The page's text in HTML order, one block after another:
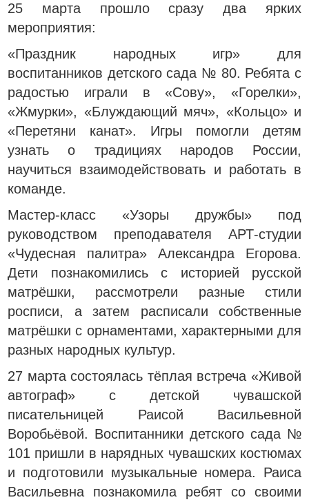
25 марта прошло сразу два ярких
мероприятия:
«Праздник народных игр» для
воспитанников детского сада № 80. Ребята с
радостью играли в «Сову», «Горелки»,
«Жмурки», «Блуждающий мяч», «Кольцо» и
«Перетяни канат». Игры помогли детям
узнать о традициях народов России,
научиться взаимодействовать и работать в
команде.
Мастер‑класс «Узоры дружбы» под
руководством преподавателя АРТ‑студии
«Чудесная палитра» Александра Егорова.
Дети познакомились с историей русской
матрёшки, рассмотрели разные стили
росписи, а затем расписали собственные
матрёшки с орнаментами, характерными для
разных народных культур.
27 марта состоялась тёплая встреча «Живой
автограф» с детской чувашской
писательницей Раисой Васильевной
Воробьёвой. Воспитанники детского сада №
101 пришли в нарядных чувашских костюмах
и подготовили музыкальные номера. Раиса
Васильевна познакомила ребят со своими